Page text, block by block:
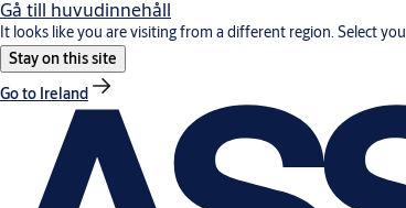
Gå till huvudinnehåll
It looks like you are visiting from a different region. Select
Stay on this site
Go to Ireland